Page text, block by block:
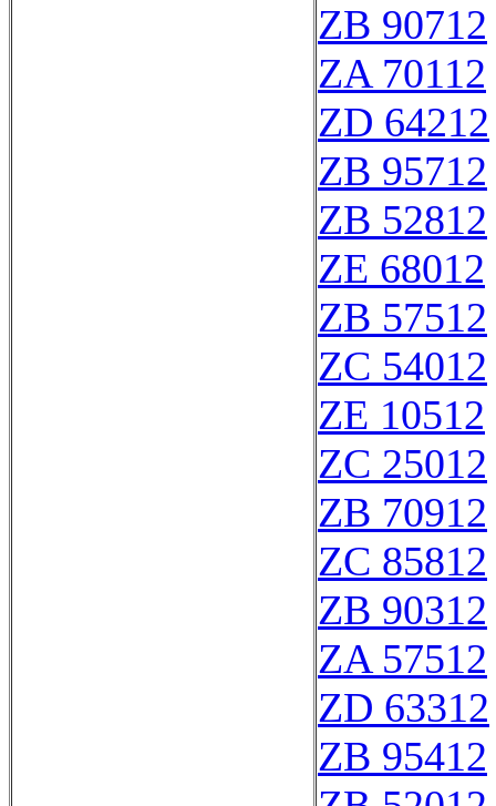
ZB 90712
ZA 70112
ZD 64212
ZB 95712
ZB 52812
ZE 68012
ZB 57512
ZC 54012
ZE 10512
ZC 25012
ZB 70912
ZC 85812
ZB 90312
ZA 57512
ZD 63312
ZB 95412